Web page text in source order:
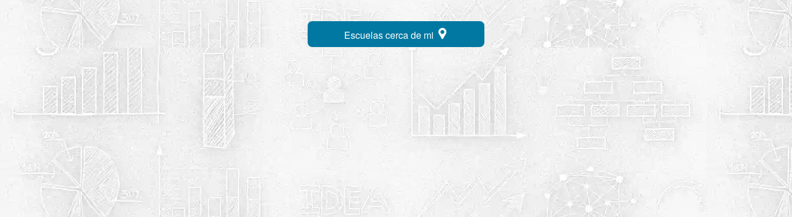
Escuelas cerca de mi